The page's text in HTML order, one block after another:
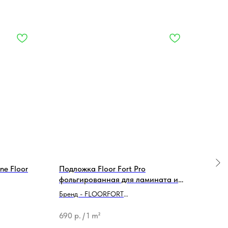
Floor
Подложка Floor Fort Pro
фольгированная для ламината и
MSPC толщина 2 мм
Бренд - FLOORFORT
690 р. /1 m²